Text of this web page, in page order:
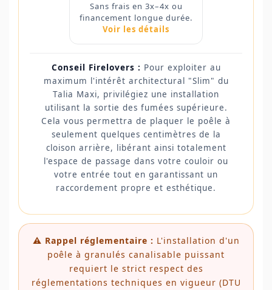
Sans frais en 3x–4x ou
financement longue durée.
Voir les détails
Conseil Firelovers : Pour exploiter au
maximum l'intérêt architectural "Slim" du
Talia Maxi, privilégiez une installation
utilisant la sortie des fumées supérieure.
Cela vous permettra de plaquer le poêle à
seulement quelques centimètres de la
cloison arrière, libérant ainsi totalement
l'espace de passage dans votre couloir ou
votre entrée tout en garantissant un
raccordement propre et esthétique.
⚠️ Rappel réglementaire : L'installation d'un
poêle à granulés canalisable puissant
requiert le strict respect des
réglementations techniques en vigueur (DTU